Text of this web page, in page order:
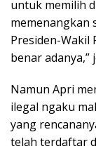
untuk memilih
memenangkan
Presiden-Wakil
benar adanya,”
Namun Apri
ilegal ngaku
yang
telah terdaftar